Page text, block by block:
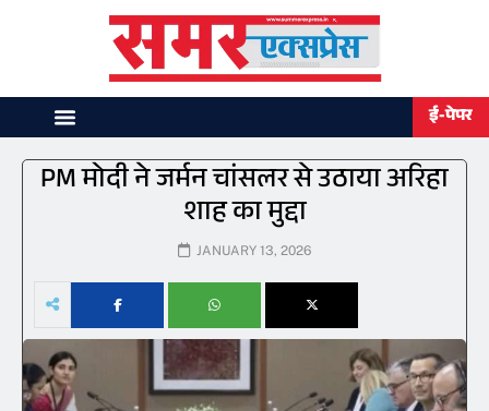
ई-पेपर
PM मोदी ने जर्मन चांसलर से उठाया अरिहा
शाह का मुद्दा
JANUARY 13, 2026